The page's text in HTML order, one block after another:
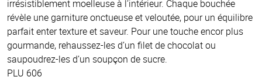
irrésistiblement moelleuse à l’intérieur. Chaque bouchée
révèle une garniture onctueuse et veloutée, pour un équilibre
parfait enter texture et saveur. Pour une touche encor plus
gourmande, rehaussez-les d’un filet de chocolat ou
saupoudrez-les d’un soupçon de sucre.
PLU 606